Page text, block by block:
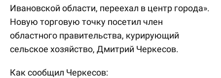
Ивановской области, переехал в центр города».
Новую торговую точку посетил член
областного правительства, курирующий
сельское хозяйство, Дмитрий Черкесов.
Как сообщил Черкесов: